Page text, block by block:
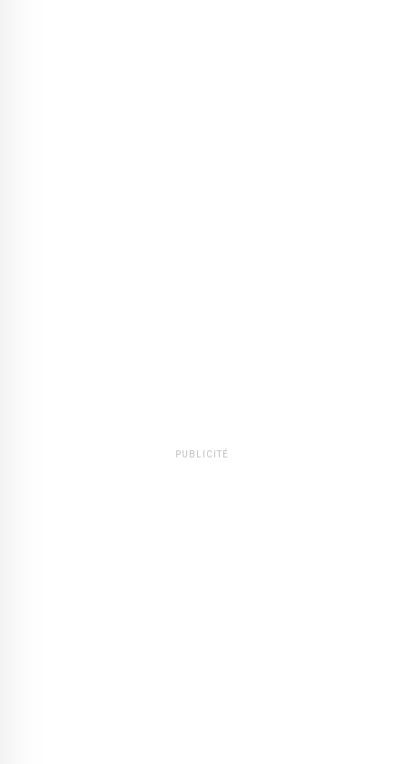
PUBLICITÉ